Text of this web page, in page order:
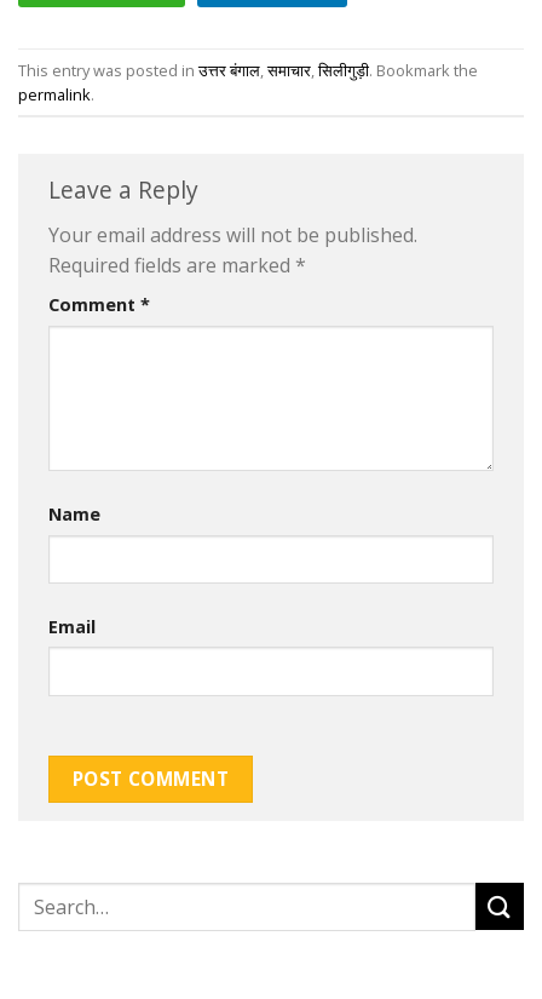
This entry was posted inउत्तर बंगाल,समाचार,सिलीगुड़ी. Bookmark the
permalink.
Leave a Reply
Your email address will not be published.
Required fields are marked *
Comment *
Name
Email